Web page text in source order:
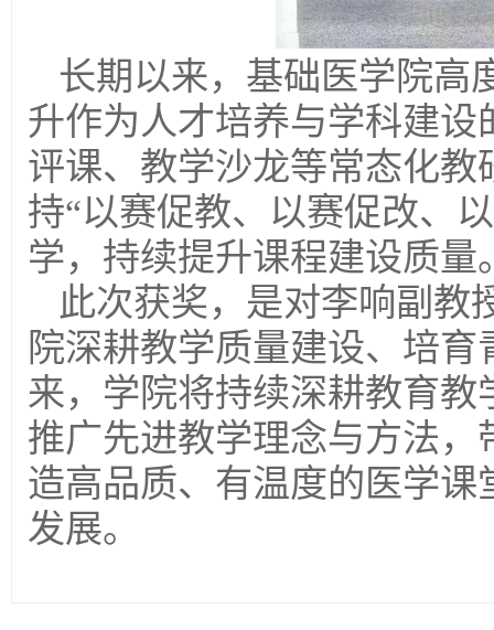
长期以来，基础医学院高
升作为人才培养与学科建
评课、教学沙龙等常态化
持“以赛促教、以赛促改、
学，持续提升课程建设质量
此次获奖，是对李响副教
院深耕教学质量建设、培
来，学院将持续深耕教育
推广先进教学理念与方法
造高品质、有温度的医学
发展。